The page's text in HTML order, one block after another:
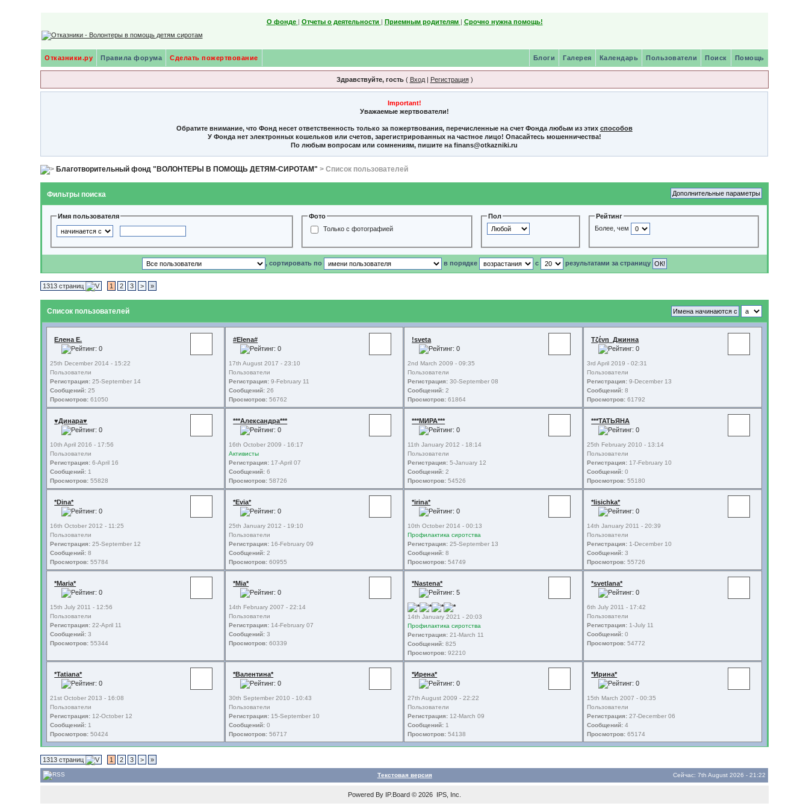
О фонде | Отчеты о деятельности | Приемным родителям | Срочно нужна помощь!
Отказники.ру Правила форума Сделать пожертвование Помощь
Поиск
Пользователи
Календарь
Галерея
Блоги
Здравствуйте, гость( Вход| Регистрация)
Important!
Уважаемые жертвователи!
Обратите внимание, что Фонд несет ответственность только за пожертвования, перечисленные на счет Фонда любым из этих способов
У Фонда нет электронных кошельков или счетов, зарегистрированных на частное лицо! Опасайтесь мошенничества!
По любым вопросам или сомнениям, пишите на finans@otkazniki.ru
Благотворительный фонд "ВОЛОНТЕРЫ В ПОМОЩЬ ДЕТЯМ-СИРОТАМ" > Список пользователей
Фильтры поиска
Имя пользователя
Фото
Только с фотографией
Пол
Рейтинг
Более, чем
, сортировать по в порядке с результатами за страницу
1313 страниц 1 2 3 > »
Список пользователей
Елена Е.
25th December 2014 - 15:22
Пользователи
Регистрация: 25-September 14
Сообщений: 25
Просмотров: 61050
#Elena#
17th August 2017 - 23:10
Пользователи
Регистрация: 9-February 11
Сообщений: 26
Просмотров: 56762
!sveta
2nd March 2009 - 09:35
Пользователи
Регистрация: 30-September 08
Сообщений: 2
Просмотров: 61864
Τζένη_Джинна
3rd April 2019 - 02:31
Пользователи
Регистрация: 9-December 13
Сообщений: 8
Просмотров: 61792
♥Динара♥
10th April 2016 - 17:56
Пользователи
Регистрация: 6-April 16
Сообщений: 1
Просмотров: 55828
***Александра***
16th October 2009 - 16:17
Активисты
Регистрация: 17-April 07
Сообщений: 6
Просмотров: 58726
***МИРА***
11th January 2012 - 18:14
Пользователи
Регистрация: 5-January 12
Сообщений: 2
Просмотров: 54526
***ТАТЬЯНА
25th February 2010 - 13:14
Пользователи
Регистрация: 17-February 10
Сообщений: 0
Просмотров: 55180
*Dina*
16th October 2012 - 11:25
Пользователи
Регистрация: 25-September 12
Сообщений: 8
Просмотров: 55784
*Evia*
25th January 2012 - 19:10
Пользователи
Регистрация: 16-February 09
Сообщений: 2
Просмотров: 60955
*irina*
10th October 2014 - 00:13
Профилактика сиротства
Регистрация: 25-September 13
Сообщений: 8
Просмотров: 54749
*lisichka*
14th January 2011 - 20:39
Пользователи
Регистрация: 1-December 10
Сообщений: 3
Просмотров: 55726
*Maria*
15th July 2011 - 12:56
Пользователи
Регистрация: 22-April 11
Сообщений: 3
Просмотров: 55344
*Mia*
14th February 2007 - 22:14
Пользователи
Регистрация: 14-February 07
Сообщений: 3
Просмотров: 60339
*Nastena*
14th January 2021 - 20:03
Профилактика сиротства
Регистрация: 21-March 11
Сообщений: 825
Просмотров: 92210
*svetlana*
6th July 2011 - 17:42
Пользователи
Регистрация: 1-July 11
Сообщений: 0
Просмотров: 54772
*Tatiana*
21st October 2013 - 16:08
Пользователи
Регистрация: 12-October 12
Сообщений: 1
Просмотров: 50424
*Валентина*
30th September 2010 - 10:43
Пользователи
Регистрация: 15-September 10
Сообщений: 0
Просмотров: 56717
*Ирена*
27th August 2009 - 22:22
Пользователи
Регистрация: 12-March 09
Сообщений: 1
Просмотров: 54138
*Ирина*
15th March 2007 - 00:35
Пользователи
Регистрация: 27-December 06
Сообщений: 4
Просмотров: 65174
1313 страниц 1 2 3 > »
Текстовая версия Сейчас: 7th August 2026 - 21:22
Powered By IP.Board © 2026 IPS, Inc